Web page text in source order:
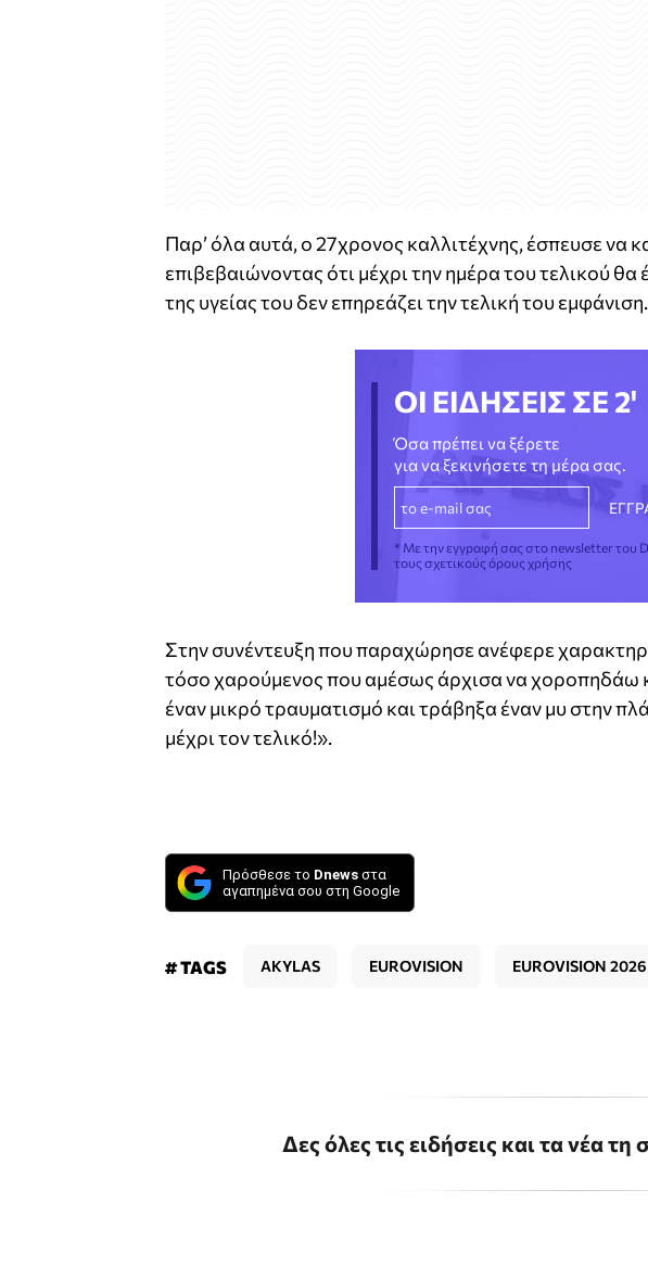
Παρ’ όλα αυτά, ο 27χρονος καλλιτέχνης, έσπευσε να
επιβεβαιώνοντας ότι μέχρι την ημέρα του τελικού
της υγείας του δεν επηρεάζει την τελική του εμφάνιση.
ΟΙ ΕΙΔΗΣΕΙΣ ΣΕ 2'
Όσα πρέπει να ξέρετε
για να ξεκινήσετε τη μέρα σας.
* Με την εγγραφή σας στο newsletter του
τους σχετικούς όρους χρήσης
Στην συνέντευξη που παραχώρησε ανέφερε
τόσο χαρούμενος που αμέσως άρχισα να χοροπηδάω
έναν μικρό τραυματισμό και τράβηξα έναν μυ στην
μέχρι τον τελικό!».
Πρόσθεσε το Dnews στα
αγαπημένα σου στη Google
# TAGS AKYLAS EUROVISION EUROVISION 2026
Δες όλες τις ειδήσεις και τα νέα